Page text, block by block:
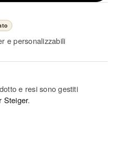
e personalizzabili
e resi sono gestiti
Steiger.